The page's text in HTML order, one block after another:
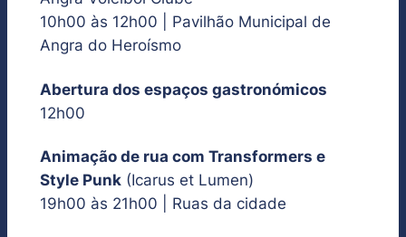
10h00 às 12h00 | Pavilhão Municipal de
Angra do Heroísmo
Abertura dos espaços gastronómicos
12h00
Animação de rua com Transformers e
Style Punk(Icarus et Lumen)
19h00 às 21h00 | Ruas da cidade